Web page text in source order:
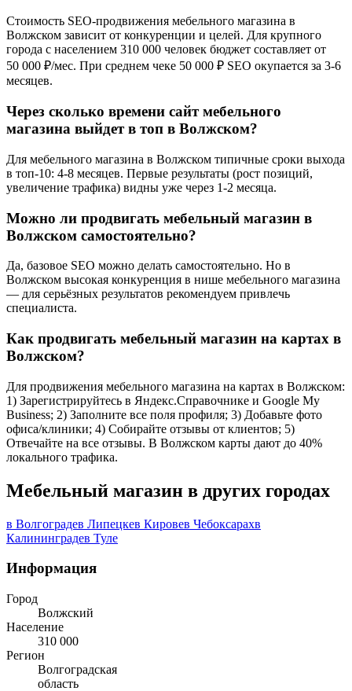
Стоимость SEO-продвижения мебельного магазина в
Волжском зависит от конкуренции и целей. Для крупного
города с населением 310 000 человек бюджет составляет от
50 000 ₽/мес. При среднем чеке 50 000 ₽ SEO окупается за 3-6
месяцев.
Через сколько времени сайт мебельного
магазина выйдет в топ в Волжском?
Для мебельного магазина в Волжском типичные сроки выхода
в топ-10: 4-8 месяцев. Первые результаты (рост позиций,
увеличение трафика) видны уже через 1-2 месяца.
Можно ли продвигать мебельный магазин в
Волжском самостоятельно?
Да, базовое SEO можно делать самостоятельно. Но в
Волжском высокая конкуренция в нише мебельного магазина
— для серьёзных результатов рекомендуем привлечь
специалиста.
Как продвигать мебельный магазин на картах в
Волжском?
Для продвижения мебельного магазина на картах в Волжском:
1) Зарегистрируйтесь в Яндекс.Справочнике и Google My
Business; 2) Заполните все поля профиля; 3) Добавьте фото
офиса/клиники; 4) Собирайте отзывы от клиентов; 5)
Отвечайте на все отзывы. В Волжском карты дают до 40%
локального трафика.
Мебельный магазин в других городах
в Волгоградев Липецкев Кировев Чебоксарахв
Калининградев Туле
Информация
Город
Волжский
Население
310 000
Регион
Волгоградская
область